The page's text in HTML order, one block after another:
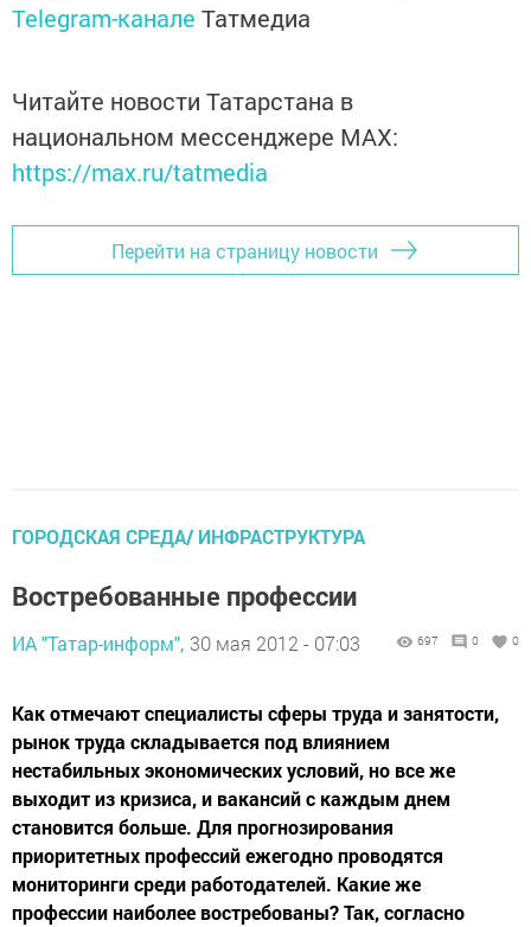
Telegram-канале Татмедиа
Читайте новости Татарстана в
национальном мессенджере MАХ:
https://max.ru/tatmedia
Перейти на страницу новости
ГОРОДСКАЯ СРЕДА/ ИНФРАСТРУКТУРА
Востребованные профессии
ИА "Татар-информ", 30 мая 2012 - 07:03 697 0 0
Как отмечают специалисты сферы труда и занятости,
рынок труда складывается под влиянием
нестабильных экономических условий, но все же
выходит из кризиса, и вакансий с каждым днем
становится больше. Для прогнозирования
приоритетных профессий ежегодно проводятся
мониторинги среди работодателей. Какие же
профессии наиболее востребованы? Так, согласно